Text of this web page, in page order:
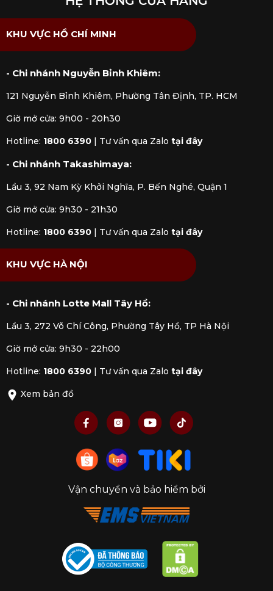
KHU VỰC HỒ CHÍ MINH
- Chi nhánh Nguyễn Bỉnh Khiêm:
121 Nguyễn Bỉnh Khiêm, Phường Tân Định, TP. HCM
Giờ mở cửa: 9h00 - 20h30
Hotline: 1800 6390 Tư vấn qua Zalo tại đây
- Chi nhánh Takashimaya:
Lầu 3, 92 Nam Kỳ Khởi Nghĩa, P. Bến Nghé, Quận 1
Giờ mở cửa: 9h30 - 21h30
Hotline: 1800 6390 Tư vấn qua Zalo tại đây
KHU VỰC HÀ NỘI
- Chi nhánh Lotte Mall Tây Hồ:
Lầu 3, 272 Võ Chí Công, Phường Tây Hồ, TP Hà Nội
Giờ mở cửa: 9h30 - 22h00
Hotline: 1800 6390 Tư vấn qua Zalo tại đây
Xem bản đồ
Vận chuyển và bảo hiểm bởi